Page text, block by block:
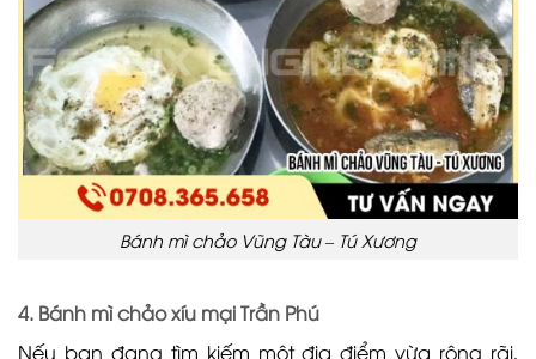
Bánh mì chảo Vũng Tàu – Tú Xương
4. Bánh mì chảo xíu mại Trần Phú
Nếu bạn đang tìm kiếm một địa điểm vừa rộng rãi,